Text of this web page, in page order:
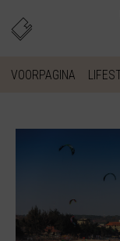
VOORPAGINA